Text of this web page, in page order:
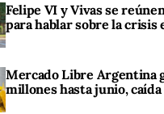
Felipe VI y Vivas se
para hablar sobre la crisis
Mercado Libre Argentina
millones hasta junio, caída